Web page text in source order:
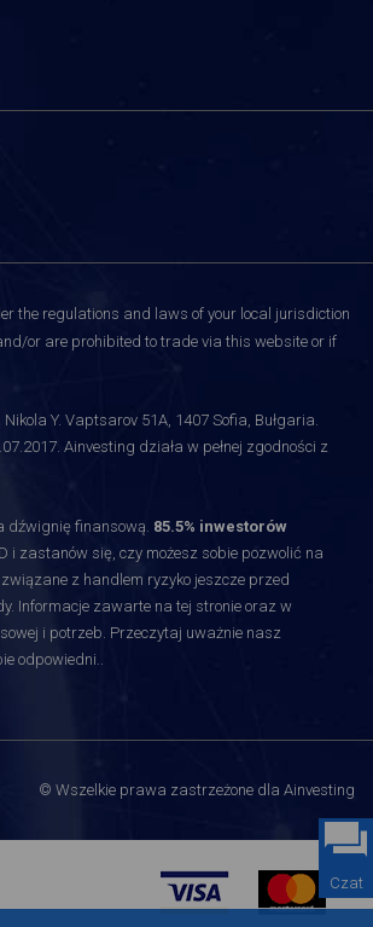
the regulations and laws of your local jurisdiction
or are prohibited to trade via this website or if
Y. Vaptsarov 51A, 1407 Sofia, Bułgaria.
Ainvesting działa w pełnej zgodności z
dźwignię finansową. 85.5% inwestorów
i zastanów się, czy możesz sobie pozwolić na
z handlem ryzyko jeszcze przed
Informacje zawarte na tej stronie oraz w
i potrzeb. Przeczytaj uważnie nasz
odpowiedni..
© Wszelkie prawa zastrzeżone dla Ainvesting
Czat